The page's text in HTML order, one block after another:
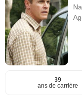
39
ans de carrière